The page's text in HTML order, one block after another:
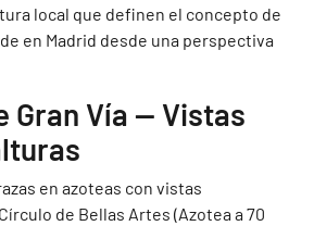
local que definen el concepto de
en Madrid desde una perspectiva
Gran Vía — Vistas
en azoteas con vistas
de Bellas Artes (Azotea a 70